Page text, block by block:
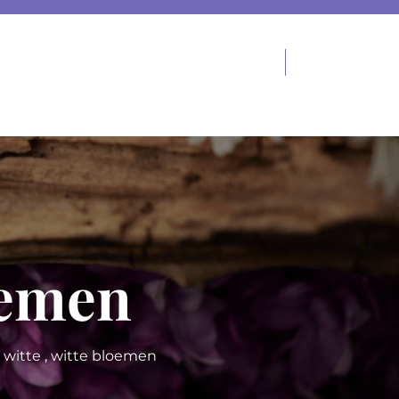
witte,witte bloemen